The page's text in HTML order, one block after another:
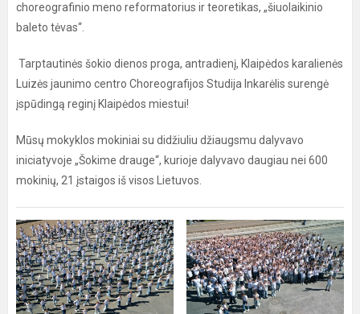
choreografinio meno reformatorius ir teoretikas, „šiuolaikinio
baleto tėvas“.
Tarptautinės šokio dienos proga, antradienį, Klaipėdos karalienės
Luizės jaunimo centro Choreografijos Studija Inkarėlis surengė
įspūdingą reginį Klaipėdos miestui!
Mūsų mokyklos mokiniai su didžiuliu džiaugsmu dalyvavo
iniciatyvoje „Šokime drauge“, kurioje dalyvavo daugiau nei 600
mokinių, 21 įstaigos iš visos Lietuvos.